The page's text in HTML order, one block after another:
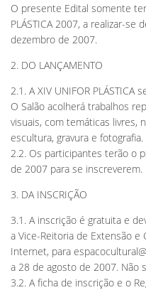
O presente Edital somente
PLÁSTICA 2007, a realizar-
dezembro de 2007.
2. DO LANÇAMENTO
2.1. A XIV UNIFOR
O Salão acolherá trabalhos
visuais, com temáticas livres,
escultura, gravura e fotografia.
2.2. Os participantes terão o
de 2007 para se inscreverem.
3. DA INSCRIÇÃO
3.1. A inscrição é gratuita e
a Vice-Reitoria de Extensão e
Internet, para
a 28 de agosto de 2007. Não
3.2. A ficha de inscrição e o